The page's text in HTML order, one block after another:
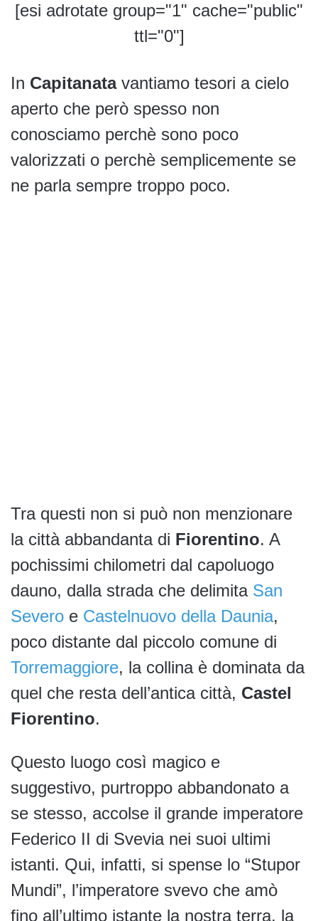
[esi adrotate group="1" cache="public"
ttl="0"]
In Capitanata vantiamo tesori a cielo
aperto che però spesso non
conosciamo perchè sono poco
valorizzati o perchè semplicemente se
ne parla sempre troppo poco.
Tra questi non si può non menzionare
la città abbandanta di Fiorentino. A
pochissimi chilometri dal capoluogo
dauno, dalla strada che delimita San
Severo e Castelnuovo della Daunia,
poco distante dal piccolo comune di
Torremaggiore, la collina è dominata da
quel che resta dell’antica città, Castel
Fiorentino.
Questo luogo così magico e
suggestivo, purtroppo abbandonato a
se stesso, accolse il grande imperatore
Federico II di Svevia nei suoi ultimi
istanti. Qui, infatti, si spense lo “Stupor
Mundi”, l’imperatore svevo che amò
fino all’ultimo istante la nostra terra, la